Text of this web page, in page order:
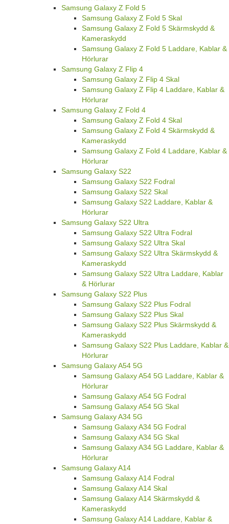
Samsung Galaxy Z Fold 5
Samsung Galaxy Z Fold 5 Skal
Samsung Galaxy Z Fold 5 Skärmskydd &
Kameraskydd
Samsung Galaxy Z Fold 5 Laddare, Kablar &
Hörlurar
Samsung Galaxy Z Flip 4
Samsung Galaxy Z Flip 4 Skal
Samsung Galaxy Z Flip 4 Laddare, Kablar &
Hörlurar
Samsung Galaxy Z Fold 4
Samsung Galaxy Z Fold 4 Skal
Samsung Galaxy Z Fold 4 Skärmskydd &
Kameraskydd
Samsung Galaxy Z Fold 4 Laddare, Kablar &
Hörlurar
Samsung Galaxy S22
Samsung Galaxy S22 Fodral
Samsung Galaxy S22 Skal
Samsung Galaxy S22 Laddare, Kablar &
Hörlurar
Samsung Galaxy S22 Ultra
Samsung Galaxy S22 Ultra Fodral
Samsung Galaxy S22 Ultra Skal
Samsung Galaxy S22 Ultra Skärmskydd &
Kameraskydd
Samsung Galaxy S22 Ultra Laddare, Kablar
& Hörlurar
Samsung Galaxy S22 Plus
Samsung Galaxy S22 Plus Fodral
Samsung Galaxy S22 Plus Skal
Samsung Galaxy S22 Plus Skärmskydd &
Kameraskydd
Samsung Galaxy S22 Plus Laddare, Kablar &
Hörlurar
Samsung Galaxy A54 5G
Samsung Galaxy A54 5G Laddare, Kablar &
Hörlurar
Samsung Galaxy A54 5G Fodral
Samsung Galaxy A54 5G Skal
Samsung Galaxy A34 5G
Samsung Galaxy A34 5G Fodral
Samsung Galaxy A34 5G Skal
Samsung Galaxy A34 5G Laddare, Kablar &
Hörlurar
Samsung Galaxy A14
Samsung Galaxy A14 Fodral
Samsung Galaxy A14 Skal
Samsung Galaxy A14 Skärmskydd &
Kameraskydd
Samsung Galaxy A14 Laddare, Kablar &